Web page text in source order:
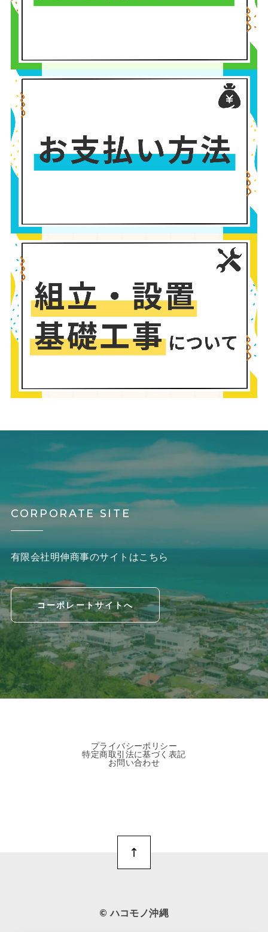
CORPORATE SITE
有限会社明伸商事のサイトはこちら
コーポレートサイトへ
プライバシーポリシー
特定商取引法に基づく表記
お問い合わせ
©︎ ハコモノ沖縄